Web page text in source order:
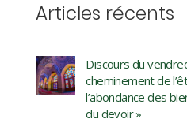
Articles récents
Discours du
cheminement de
l’abondance des
du devoir »